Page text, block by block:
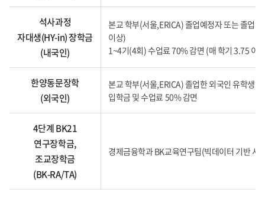
석사과정
자대생(HY-in) 장학금
(내국인)
본교 학부(서울,ERICA) 졸업예정자 또는 졸업
이상)
1~4기(4회) 수업료 70% 감면 (매 학기 3.75 이
한양동문장학
(외국인)
본교 학부(서울,ERICA) 졸업한 외국인 유학생
입학금 및 수업료 50% 감면
4단계 BK21
연구장학금,
조교장학금
(BK-RA/TA)
경제금융학과 BK교육연구팀(빅데이터 기반 사